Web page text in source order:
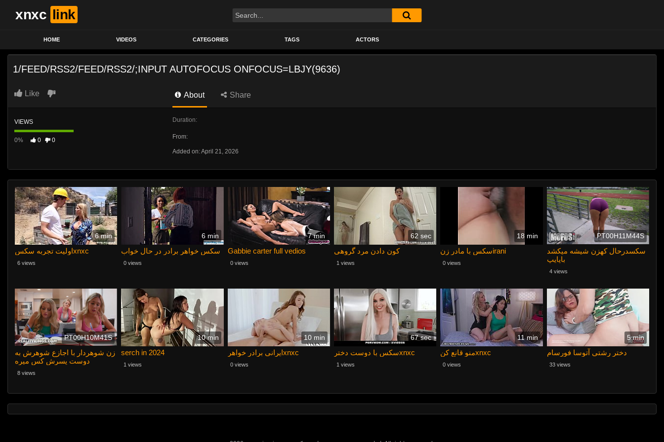
xnxc link Search
HOME VIDEOS CATEGORIES TAGS ACTORS
1/FEED/RSS2/FEED/RSS2/;INPUT AUTOFOCUS ONFOCUS=LBJY(9636)
Like About Share
VIEWS
0% 0 0
Duration:
From:
Added on: April 21, 2026
6 min
اولیت تجربه سکسxnxc
6 views
6 min
سکس خواهر برادر در حال خواب
0 views
7 min
Gabbie carter full vedios
0 views
62 sec
کون دادن مرد گروهی
1 views
18 min
سکس با مادر زنirani
0 views
PT00H11M44S
سکسدرحال کهزن شیشه میکشد
باپایپ
4 views
PT00H10M41S
زن شوهردار با اجازع شوهرش به
دوست پسرش کس میره
8 views
10 min
serch in 2024
1 views
10 min
ایرانی برادر خواهرxnxc
0 views
67 sec
سکس با دوست دخترxnxc
1 views
11 min
منو قانع کنxnxc
0 views
5 min
دختر رشتی آتوسا فورسام
33 views